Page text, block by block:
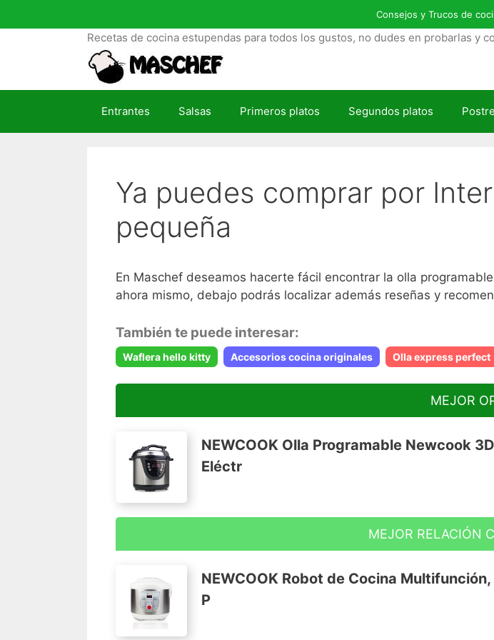
a
l
Consejos y Trucos de
Recetas de cocina estupendas para todos los gustos, no dudes en probarlas y
Entrantes Salsas Primeros platos Segundos platos
Ya puedes comprar por
pequeña
En Maschef deseamos hacerte fácil encontrar la olla
ahora mismo, debajo podrás localizar además reseñas y
También te puede interesar:
Waflera hello kitty Accesorios cocina originales Olla express perfect
MEJOR
NEWCOOK Olla Programable Newcook
Eléctr
10 MENÚS PRE-CONFIGURADOS: Cocina todo tipo de platos mediante su
PROGRAMABLE 24 HORAS: Introduce los ingredientes en la olla, selecciona el
menú de cocción y la hora deseada para comer, la olla automáticamente
lista la comida para servir a la hora indicada. Mantiene la comida caliente
MEJOR RELACIÓN
NEWCOOK Robot de Cocina
P